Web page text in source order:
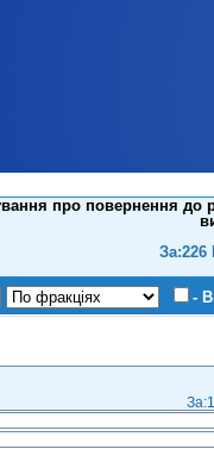
про повернення до
За:226
-